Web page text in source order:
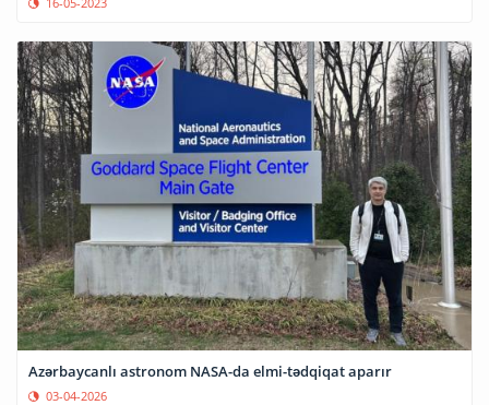
Azərbaycanlı astronom NASA-da elmi-tədqiqat aparır
03-04-2026